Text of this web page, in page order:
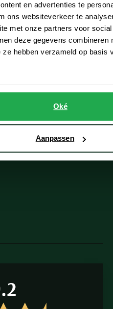
en advertenties te
ons websiteverkeer te
met onze partners voor
deze gegevens combineren
hebben verzameld op basis
Oké
Aanpassen